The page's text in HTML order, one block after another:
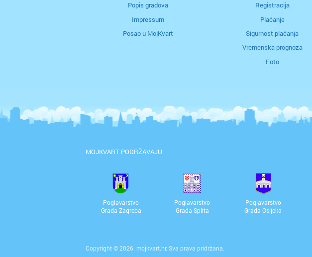
Popis gradova
Impressum
Posao u MojKvart
Registracija
Plaćanje
Sigurnost plaćanja
Vremenska prognoza
Foto
MOJKVART PODRŽAVAJU
Poglavarstvo
Grada Zagreba
Poglavarstvo
Grada Splita
Poglavarstvo
Grada Osijeka
Copyright © 2026. mojkvart.hr. Sva prava pridržana.